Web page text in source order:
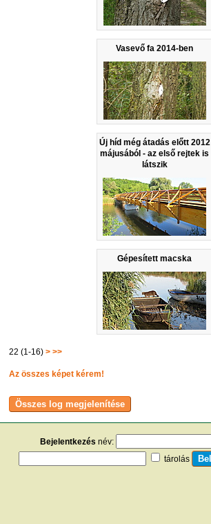
Vasevő fa 2014-ben
Új híd még átadás előtt 2012
májusából - az első rejtek is
látszik
Gépesített macska
22 (1-16)> >>
Az összes képet kérem!
Bejelentkezés név:
tárolás